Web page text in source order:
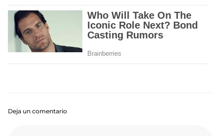
Deja un comentario